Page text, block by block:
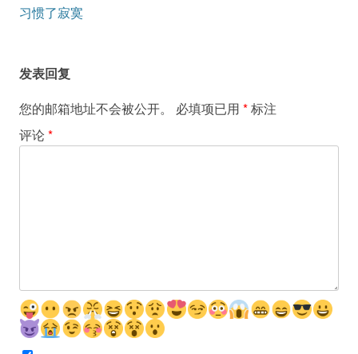
章
航
习惯了寂寞
发表回复
您的邮箱地址不会被公开。
必填项已用 *标注
评论*